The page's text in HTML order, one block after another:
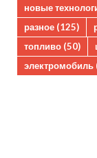
новые
разное (125)
топливо (50)
электромобиль